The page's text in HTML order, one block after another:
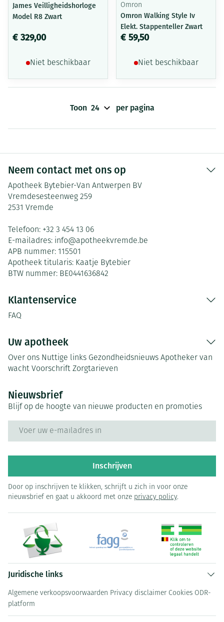
James Veilligheidshorloge
Model R8 Zwart
€ 329,00
Niet beschikbaar
Omron
Omron Walking Style Iv
Elekt. Stappenteller Zwart
€ 59,50
Niet beschikbaar
Toon per pagina
Neem contact met ons op
Apotheek Bytebier-Van Antwerpen BV
Vremdesesteenweg 259
2531 Vremde
Telefoon: +32 3 454 13 06
E-mailadres: info@apotheekvremde.be
APB nummer: 115501
Apotheek titularis: Kaatje Bytebier
BTW nummer: BE0441636842
Klantenservice
FAQ
Uw apotheek
Over ons Nuttige links Gezondheidsnieuws Apotheker van
wacht Voorschrift Zorgtarieven
Nieuwsbrief
Blijf op de hoogte van nieuwe producten en promoties
Inschrijven
Door op inschrijven te klikken, schrijft u zich in voor onze
nieuwsbrief en gaat u akkoord met onze privacy policy.
Juridische links
Algemene verkoopsvoorwaarden Privacy disclaimer Cookies ODR-
platform